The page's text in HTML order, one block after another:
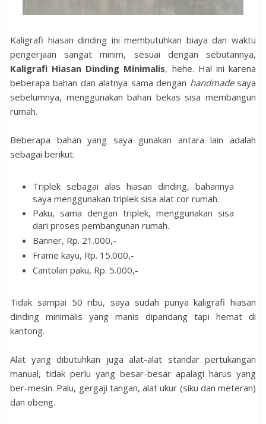
Kaligrafi hiasan dinding ini membutuhkan biaya dan waktu
pengerjaan sangat minim, sesuai dengan sebutannya,
Kaligrafi Hiasan Dinding Minimalis, hehe. Hal ini karena
beberapa bahan dan alatnya sama dengan handmadesaya
sebelumnya, menggunakan bahan bekas sisa membangun
rumah.
Beberapa bahan yang saya gunakan antara lain adalah
sebagai berikut:
Triplek sebagai alas hiasan dinding, bahannya
saya menggunakan triplek sisa alat cor rumah.
Paku, sama dengan triplek, menggunakan sisa
dari proses pembangunan rumah.
Banner, Rp. 21.000,-
Frame kayu, Rp. 15.000,-
Cantolan paku, Rp. 5.000,-
Tidak sampai 50 ribu, saya sudah punya kaligrafi hiasan
dinding minimalis yang manis dipandang tapi hemat di
kantong.
Alat yang dibutuhkan juga alat-alat standar pertukangan
manual, tidak perlu yang besar-besar apalagi harus yang
ber-mesin. Palu, gergaji tangan, alat ukur (siku dan meteran)
dan obeng.